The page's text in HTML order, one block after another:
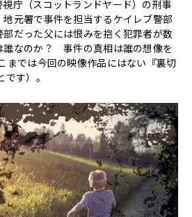
庁（スコットランドヤード）の刑事
元署で事件を担当するケイレブ警部
だった父には恨みを抱く犯罪者が数
誰なのか？ 事件の真相は誰の想像を
までは今回の映像作品にはない『裏切
す）。